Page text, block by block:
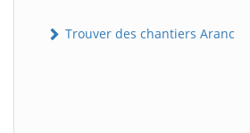
Trouver des chantiers Aranc